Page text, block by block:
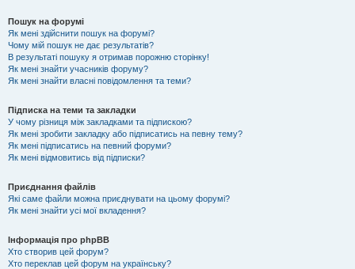
Пошук на форумі
Як мені здійснити пошук на форумі?
Чому мій пошук не дає результатів?
В результаті пошуку я отримав порожню сторінку!
Як мені знайти учасників форуму?
Як мені знайти власні повідомлення та теми?
Підписка на теми та закладки
У чому різниця між закладками та підпискою?
Як мені зробити закладку або підписатись на певну тему?
Як мені підписатись на певний форуми?
Як мені відмовитись від підписки?
Приєднання файлів
Які саме файли можна приєднувати на цьому форумі?
Як мені знайти усі мої вкладення?
Інформація про phpBB
Хто створив цей форум?
Хто переклав цей форум на українську?